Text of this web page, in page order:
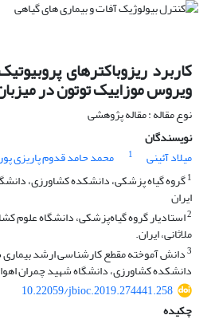
کاربرد ریزوباکترهای
ویروس موزاییک توتون در
نوع مقاله : مقاله پژوهشی
نویسندگان
میلاد آئینی
1 محمد حامد قدوم پاریزی
1گروه گیاه پزشکی، دانشکده کشاورزی،
ایران
2استادیار گروه گیاه‌پزشکی، دانشگاه علوم
ملاثانی، ایران.
3دانش آموخته مقطع کارشناسی ارشد بیماری
دانشکده کشاورزی، دانشگاه شهید چمران
10.22059/jbioc.2019.274441.258
چکیده